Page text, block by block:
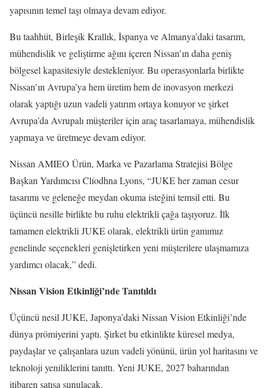
yapısının temel taşı olmaya devam ediyor.
Bu taahhüt, Birleşik Krallık, İspanya ve Almanya’daki tasarım,
mühendislik ve geliştirme ağını içeren Nissan’ın daha geniş
bölgesel kapasitesiyle destekleniyor. Bu operasyonlarla birlikte
Nissan’ın Avrupa’ya hem üretim hem de inovasyon merkezi
olarak yaptığı uzun vadeli yatırım ortaya konuyor ve şirket
Avrupa’da Avrupalı müşteriler için araç tasarlamaya, mühendislik
yapmaya ve üretmeye devam ediyor.
Nissan AMIEO Ürün, Marka ve Pazarlama Stratejisi Bölge
Başkan Yardımcısı Clíodhna Lyons, “JUKE her zaman cesur
tasarımı ve geleneğe meydan okuma isteğini temsil etti. Bu
üçüncü nesille birlikte bu ruhu elektrikli çağa taşıyoruz. İlk
tamamen elektrikli JUKE olarak, elektrikli ürün gamımız
genelinde seçenekleri genişletirken yeni müşterilere ulaşmamıza
yardımcı olacak,” dedi.
Nissan Vision Etkinliği’nde Tanıtıldı
Üçüncü nesil JUKE, Japonya’daki Nissan Vision Etkinliği’nde
dünya prömiyerini yaptı. Şirket bu etkinlikte küresel medya,
paydaşlar ve çalışanlara uzun vadeli yönünü, ürün yol haritasını ve
teknoloji yeniliklerini tanıttı. Yeni JUKE, 2027 baharından
itibaren satışa sunulacak.